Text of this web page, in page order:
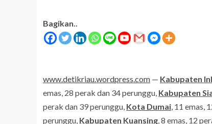
Bagikan..
www.detikriau.wordpress.com — Kabupaten
emas, 28 perak dan 34 perunggu, Kabupaten
perak dan 39 perunggu, Kota Dumai , 11 emas,
perunggu, Kabupaten Kuansing , 8 emas, 12